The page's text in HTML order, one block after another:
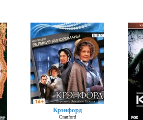
Крэнфорд
Cranford